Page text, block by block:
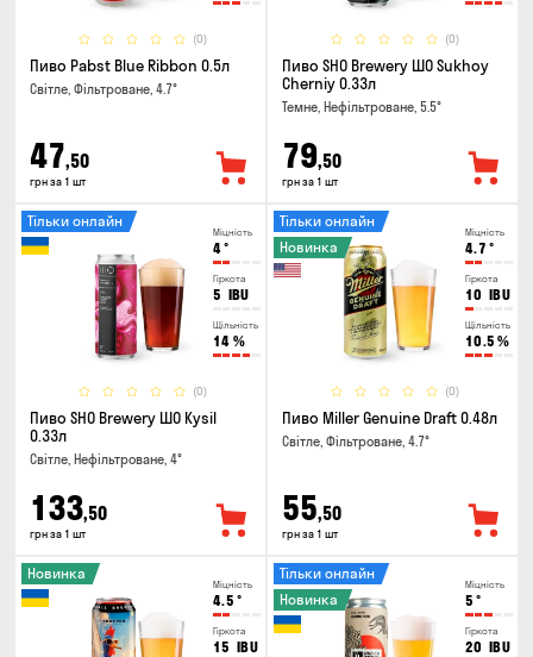
(0)
Пиво Pabst Blue Ribbon 0.5л
Світле, Фільтроване, 4.7°
47,50
грн за 1 шт
(0)
Пиво SHO Brewery ШО Sukhoy
Cherniy 0.33л
Темне, Нефільтроване, 5.5°
79,50
грн за 1 шт
Міцність
4°
Гіркота
5 IBU
Щільність
14 %
(0)
Тільки онлайн
Пиво SHO Brewery ШО Kysil
0.33л
Світле, Нефільтроване, 4°
133,50
грн за 1 шт
Міцність
4.7 °
Гіркота
10 IBU
Щільність
10.5 %
(0)
Тільки онлайн
Новинка
Пиво Miller Genuine Draft 0.48л
Світле, Фільтроване, 4.7°
55,50
грн за 1 шт
Міцність
4.5 °
Гіркота
15 IBU
Новинка
Міцність
5 °
Гіркота
20 IBU
Тільки онлайн
Новинка